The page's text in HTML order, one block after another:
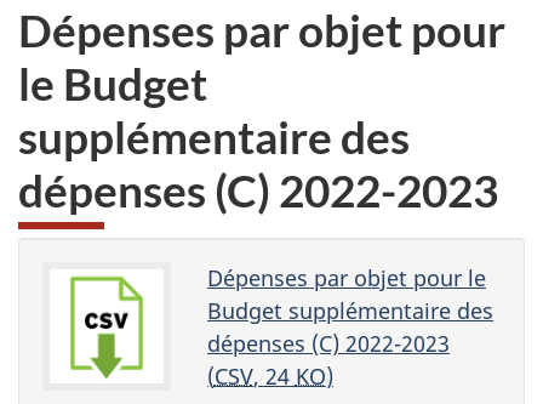
Dépenses par objet pour
le Budget
supplémentaire des
dépenses (C) 2022-2023
Dépenses par objet pour le
Budget supplémentaire des
dépenses (C) 2022-2023
(CSV, 24 KO)